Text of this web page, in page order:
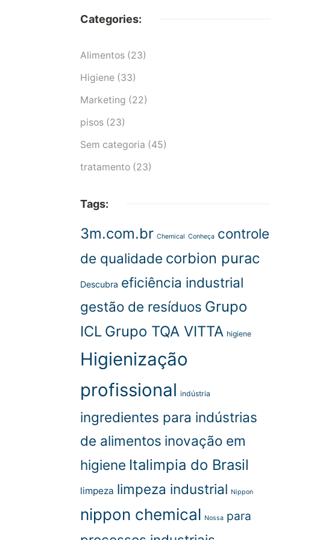
Categories:
Alimentos (23)
Higiene (33)
Marketing (22)
pisos (23)
Sem categoria (45)
tratamento (23)
Tags:
3m.com.br Chemical Conheça controle
de qualidade corbion purac
Descubra eficiência industrial
gestão de resíduos Grupo
ICL Grupo TQA VITTA higiene
Higienização
profissional indústria
ingredientes para indústrias
de alimentos inovação em
higiene Italimpia do Brasil
limpeza limpeza industrial Nippon
nippon chemical Nossa para